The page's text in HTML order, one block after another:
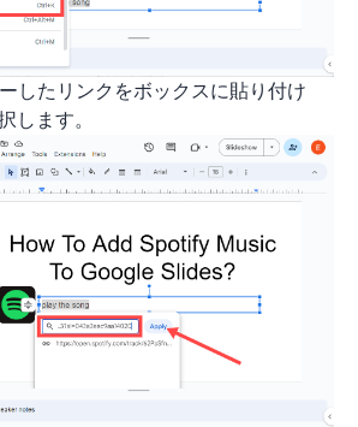
したリンクをボックスに貼り付け
します。